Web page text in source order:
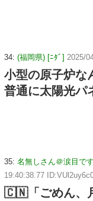
34: (福岡県) [ﾆﾀﾞ] 2025/
小型の原子炉な
普通に太陽光パ
35: 名無しさん＠涙目で
19:40:38.77
🇨🇳「ごめん、